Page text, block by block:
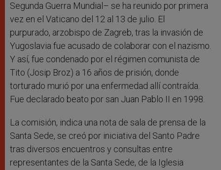
Segunda Guerra Mundial– se ha reunido por primera
vez en el Vaticano del 12 al 13 de julio. El
purpurado, arzobispo de Zagreb, tras la invasión de
Yugoslavia fue acusado de colaborar con el nazismo.
Y así, fue condenado por el régimen comunista de
Tito (Josip Broz) a 16 años de prisión, donde
torturado murió por una enfermedad allí contraída.
Fue declarado beato por san Juan Pablo II en 1998.
La comisión, indica una nota de sala de prensa de la
Santa Sede, se creó por iniciativa del Santo Padre
tras diversos encuentros y consultas entre
representantes de la Santa Sede, de la Iglesia